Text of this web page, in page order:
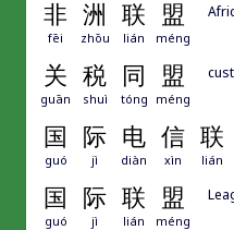
非 洲 联 盟
fēi zhōu lián méng
关 税 同 盟
guān shuì tóng méng
国 际 电 信 联
guó jì diàn xìn lián
国 际 联 盟
guó jì lián méng